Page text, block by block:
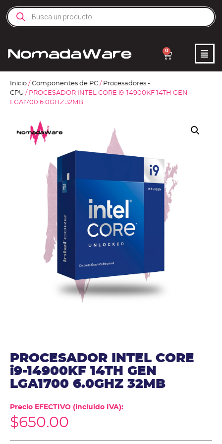
0
Inicio / Componentes de PC / Procesadores -
CPU / PROCESADOR INTEL CORE i9-14900KF 14TH GEN
LGA1700 6.0GHZ 32MB
PROCESADOR INTEL CORE
i9-14900KF 14TH GEN
LGA1700 6.0GHZ 32MB
Precio EFECTIVO (incluido IVA):
$650.00